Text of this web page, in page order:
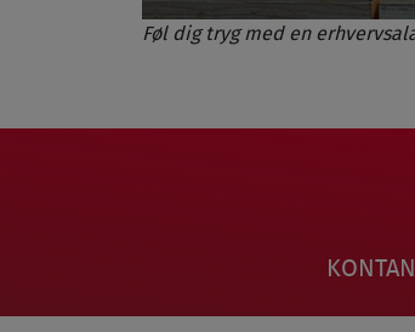
Føldig tryg med en